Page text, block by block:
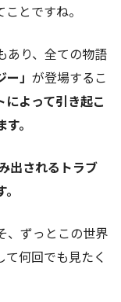
ことですね。
あり、全ての物語
」 が登場するこ
よって引き起こ
。
出されるトラブ
、ずっとこの世界
何回でも見たく